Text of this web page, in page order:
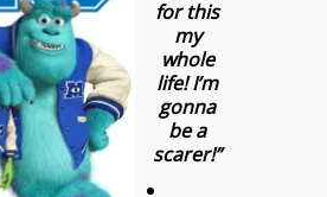
for this
my
whole
life! I’m
gonna
be a
scarer!”